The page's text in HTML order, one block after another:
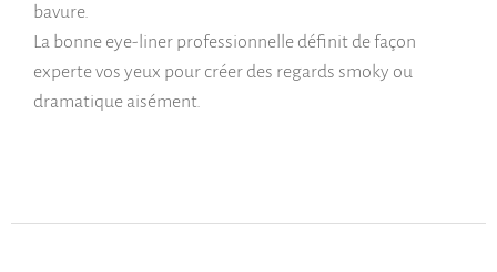
bavure.
La bonne eye-liner professionnelle définit de façon
experte vos yeux pour créer des regards smoky ou
dramatique aisément.